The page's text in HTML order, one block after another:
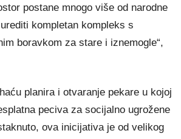
postane mnogo više od narodne
kompletan kompleks s
boravkom za stare i iznemogle“,
planira i otvaranje pekare u kojoj
peciva za socijalno ugrožene
ova inicijativa je od velikog